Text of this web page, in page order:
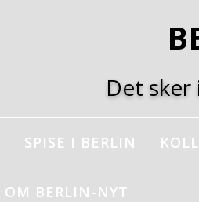
Det sker
SPISE I BERLIN
OM BERLIN-NYT